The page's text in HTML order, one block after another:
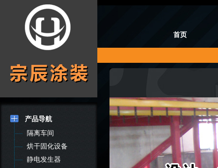
首页
产品导航
隔离车间
烘干固化设备
静电发生器